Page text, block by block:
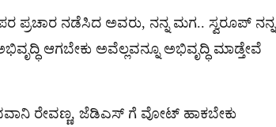
ನಡೆಸಿದ ಅವರು, ನನ್ನ ಮಗ.. ಸ್ವರೂಪ್ ನನ್ನ
ಆಗಬೇಕು ಅವೆಲ್ಲವನ್ನೂ ಅಭಿವೃದ್ಧಿ ಮಾಡ್ತೇವೆ
ರೇವಣ್ಣ, ಜೆಡಿಎಸ್ ಗೆ ವೋಟ್ ಹಾಕಬೇಕು